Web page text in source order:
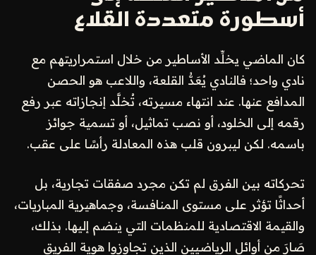
أسطورة متعددة القلاع
كان الماضي يخلِّد الأساطير من خلال استمراريتهم مع
نادي واحد؛ فالنادي يُعَدُّ القلعة، واللاعب هو الحصن
المدافع عنها. عند انتهاء مسيرته، تُخلَّد إنجازاته عبر رفع
رقمه إلى الخلود، أو نصب تماثيل، أو تسمية جوائز
باسمه. لكن ليبرون قلب هذه المعادلة رأسًا على عقب.
تحركاته بين الفرق لم تكن مجرد صفقات تجارية، بل
أحداثًا تؤثر على مستوى المنافسة، وجماهيرية المباريات،
والقيمة الاقتصادية للمنظمات التي ينضم إليها. بذلك،
صَارَ من أوائل الرياضيين الذين تجاوزوا هوية الفريق